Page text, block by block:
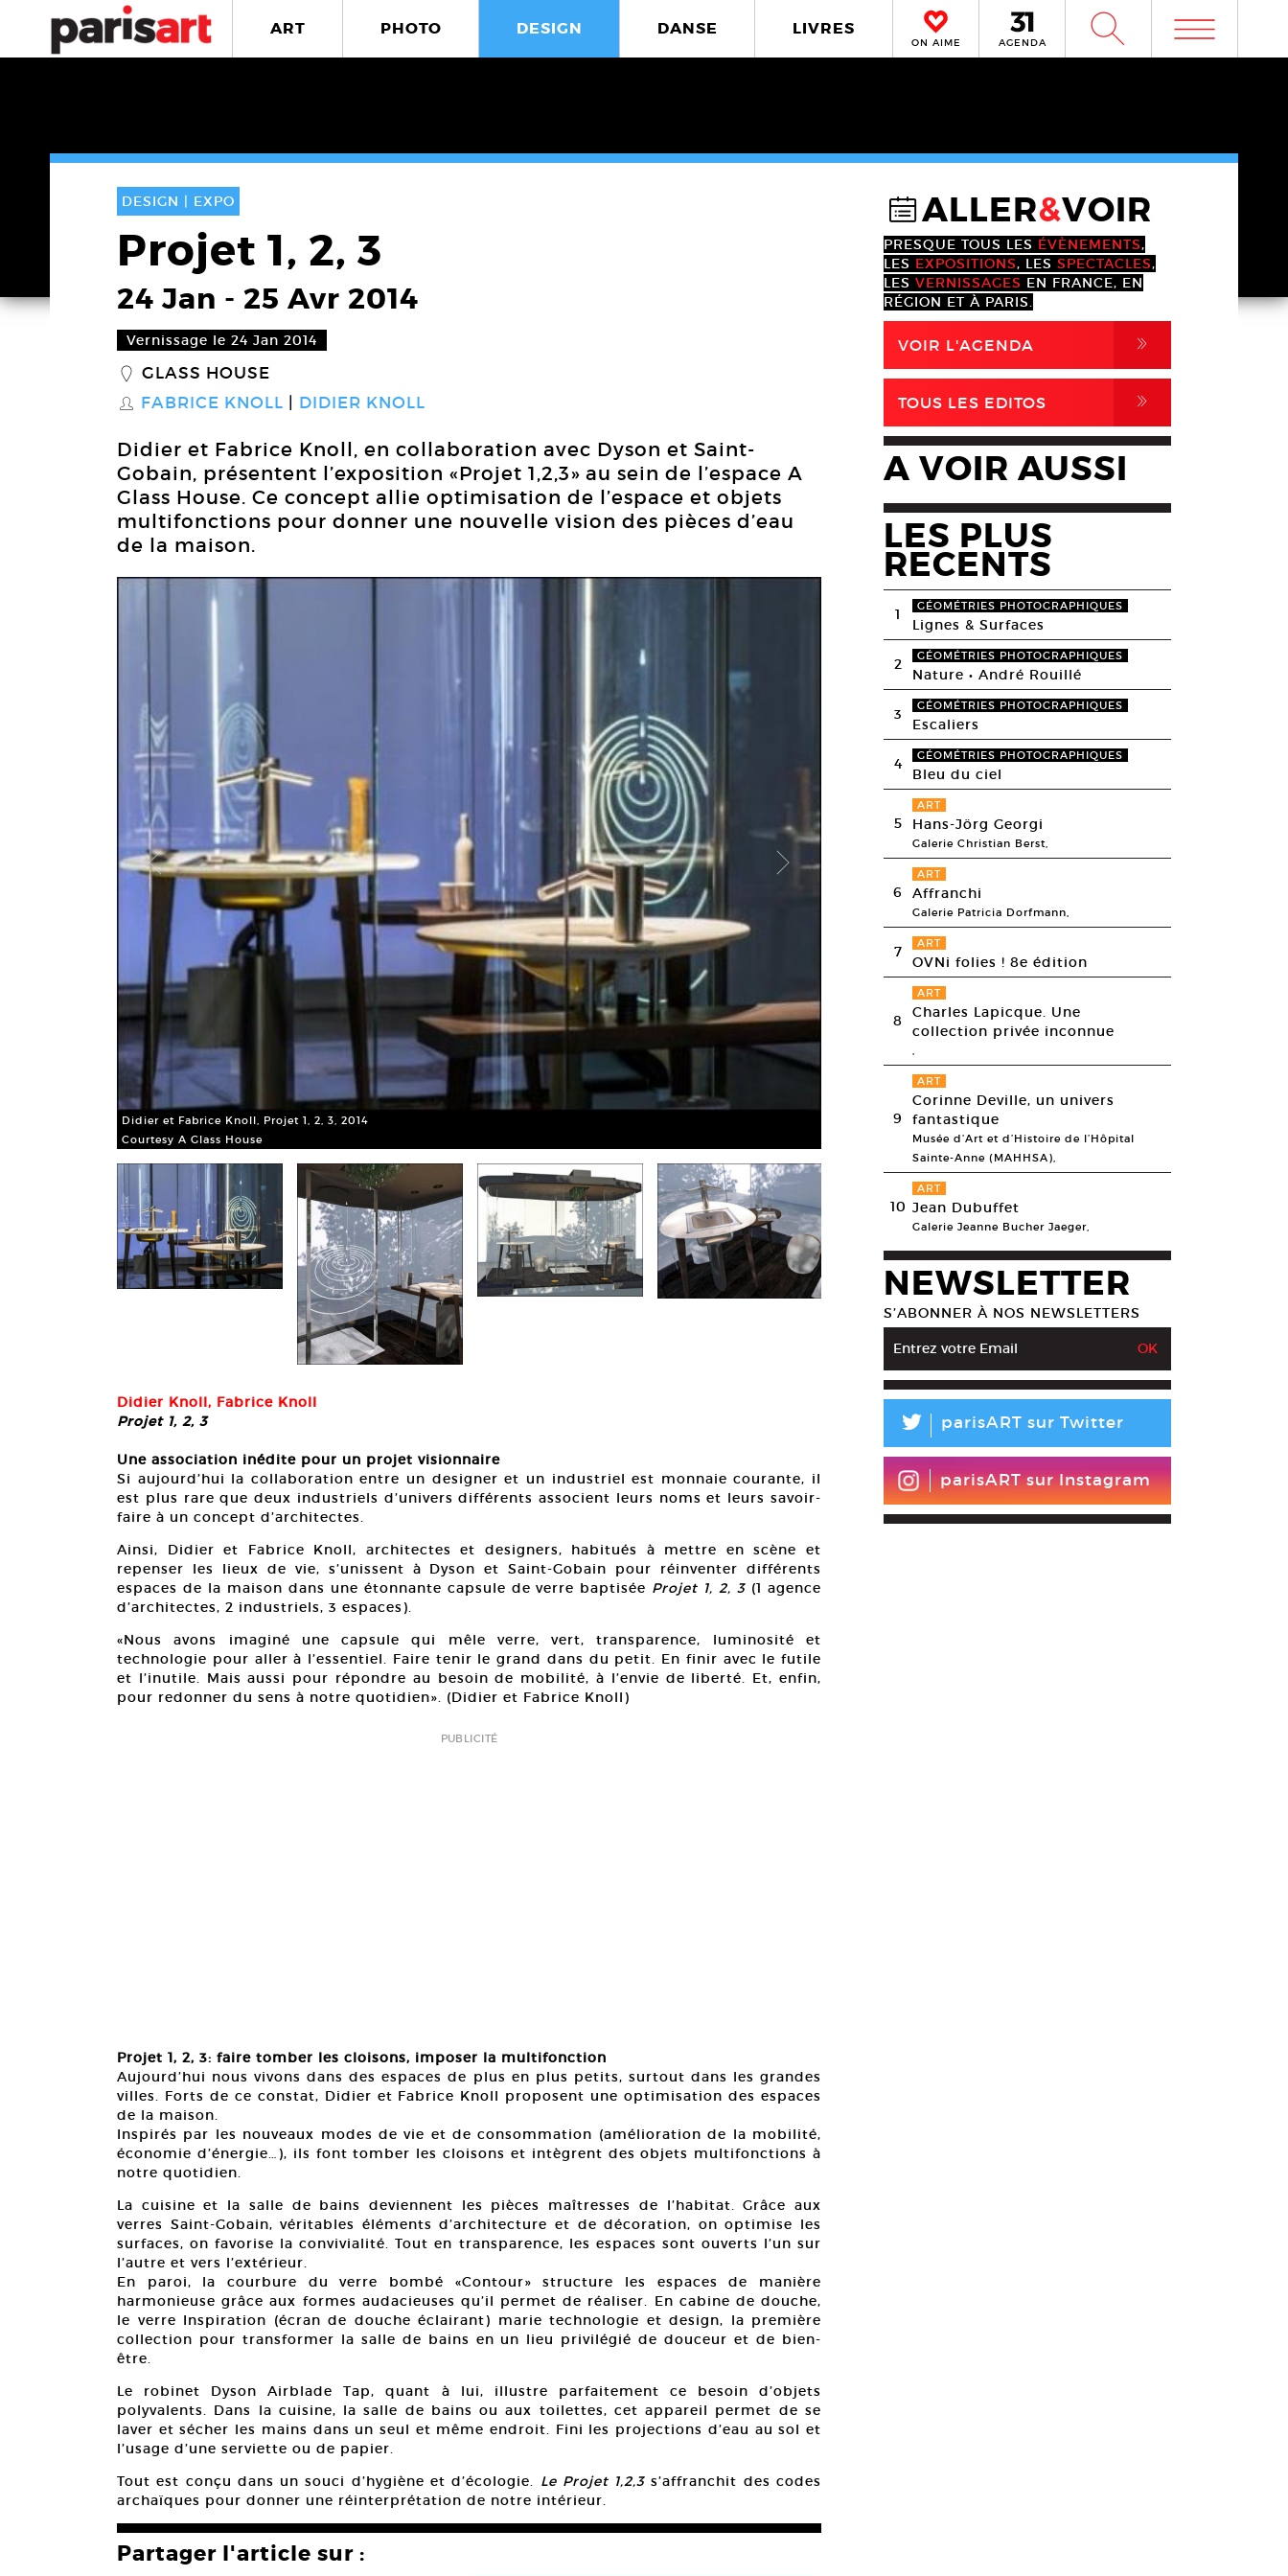
ART PHOTO DESIGN DANSE LIVRES
ON AIME AGENDA W m
DESIGN | EXPO
Projet 1, 2, 3
24 Jan - 25 Avr 2014
Vernissage le 24 Jan 2014
_ GLASS HOUSE
S FABRICE KNOLL DIDIER KNOLL
Didier et Fabrice Knoll, en collaboration avec Dyson et Saint-
Gobain, présentent l’exposition «Projet 1,2,3» au sein de l’espace A
Glass House. Ce concept allie optimisation de l’espace et objets
multifonctions pour donner une nouvelle vision des pièces d’eau
de la maison.
Didier et Fabrice Knoll, Projet 1, 2, 3, 2014
Courtesy A Glass House
Didier Knoll, Fabrice Knoll
Projet 1, 2, 3
Une association inédite pour un projet visionnaire
Si aujourd’hui la collaboration entre un designer et un industriel est monnaie courante, il
est plus rare que deux industriels d’univers différents associent leurs noms et leurs savoir-
faire à un concept d’architectes.
Ainsi, Didier et Fabrice Knoll, architectes et designers, habitués à mettre en scène et
repenser les lieux de vie, s’unissent à Dyson et Saint-Gobain pour réinventer différents
espaces de la maison dans une étonnante capsule de verre baptisée Projet 1, 2, 3 (1 agence
d’architectes, 2 industriels, 3 espaces).
«Nous avons imaginé une capsule qui mêle verre, vert, transparence, luminosité et
technologie pour aller à l’essentiel. Faire tenir le grand dans du petit. En finir avec le futile
et l’inutile. Mais aussi pour répondre au besoin de mobilité, à l’envie de liberté. Et, enfin,
pour redonner du sens à notre quotidien». (Didier et Fabrice Knoll)
PUBLICITÉ
Projet 1, 2, 3: faire tomber les cloisons, imposer la multifonction
Aujourd’hui nous vivons dans des espaces de plus en plus petits, surtout dans les grandes
villes. Forts de ce constat, Didier et Fabrice Knoll proposent une optimisation des espaces
de la maison.
Inspirés par les nouveaux modes de vie et de consommation (amélioration de la mobilité,
économie d’énergie…), ils font tomber les cloisons et intègrent des objets multifonctions à
notre quotidien.
La cuisine et la salle de bains deviennent les pièces maîtresses de l’habitat. Grâce aux
verres Saint-Gobain, véritables éléments d’architecture et de décoration, on optimise les
surfaces, on favorise la convivialité. Tout en transparence, les espaces sont ouverts l’un sur
l’autre et vers l’extérieur.
En paroi, la courbure du verre bombé «Contour» structure les espaces de manière
harmonieuse grâce aux formes audacieuses qu’il permet de réaliser. En cabine de douche,
le verre Inspiration (écran de douche éclairant) marie technologie et design, la première
collection pour transformer la salle de bains en un lieu privilégié de douceur et de bien-
être.
Le robinet Dyson Airblade Tap, quant à lui, illustre parfaitement ce besoin d’objets
polyvalents. Dans la cuisine, la salle de bains ou aux toilettes, cet appareil permet de se
laver et sécher les mains dans un seul et même endroit. Fini les projections d’eau au sol et
l’usage d’une serviette ou de papier.
Tout est conçu dans un souci d’hygiène et d’écologie. Le Projet 1,2,3 s’affranchit des codes
archaïques pour donner une réinterprétation de notre intérieur.
Partager l'article sur :
@ALLER&VOIR
PRESQUE TOUS LES ÉVÈNEMENTS,
LES EXPOSITIONS, LES SPECTACLES,
LES VERNISSAGES EN FRANCE, EN
RÉGION ET À PARIS.
VOIR L'AGENDA ,
TOUS LES EDITOS ,
A VOIR AUSSI
LES PLUS
RECENTS
1 GÉOMÉTRIES PHOTOGRAPHIQUES
Lignes & Surfaces
2 GÉOMÉTRIES PHOTOGRAPHIQUES
Nature • André Rouillé
3 GÉOMÉTRIES PHOTOGRAPHIQUES
Escaliers
4 GÉOMÉTRIES PHOTOGRAPHIQUES
Bleu du ciel
5
ART
Hans-Jörg Georgi
Galerie Christian Berst,
6
ART
Affranchi
Galerie Patricia Dorfmann,
7 ART
OVNi folies ! 8e édition
8
ART
Charles Lapicque. Une
collection privée inconnue
,
9
ART
Corinne Deville, un univers
fantastique
Musée d’Art et d’Histoire de l’Hôpital
Sainte-Anne (MAHHSA),
10
ART
Jean Dubuffet
Galerie Jeanne Bucher Jaeger,
NEWSLETTER
S’ABONNER À NOS NEWSLETTERS
L parisART sur Twitter
parisART sur Instagram